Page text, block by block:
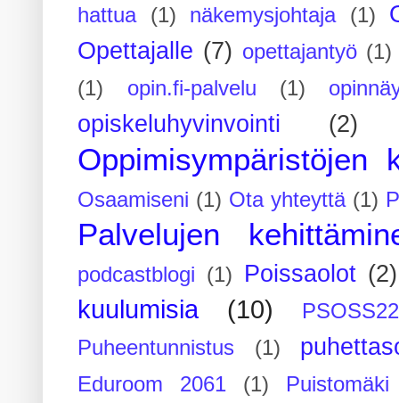
hattua (1) näkemysjohtaja (1)
Opettajalle (7) opettajantyö (1)
(1)
opin.fi-palvelu (1)
opiskeluhyvinvointi (2)
Oppimisympäristöjen
Osaamiseni (1) Ota yhteyttä (1)
Palvelujen
podcastblogi (1) Poissaolot (2)
kuulumisia (10)
Puheentunnistus
(1)
Eduroom 2061 (1)